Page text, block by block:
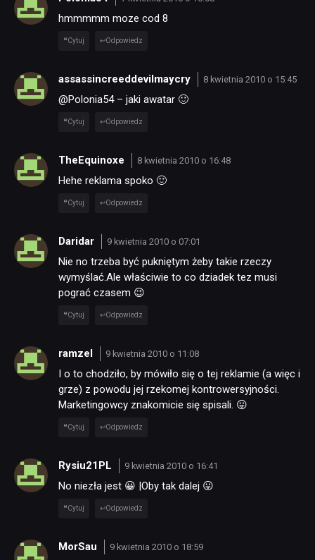
TECHNOLOGIE
DYSKUSJE
SKLEP
hmmmmm moze cod 8
Cytuj Odpowiedz
assassincreeddevilmaycry 8 kwietnia 2010 o 15:45
@Polonia54 – jaki awatar 🙂
Cytuj Odpowiedz
TheEquinoxe 8 kwietnia 2010 o 16:48
Hehe reklama spoko 🙂
Cytuj Odpowiedz
Daridar 9 kwietnia 2010 o 07:01
Nie no trzeba być pukniętym żeby takie rzeczy
wymyślać.Ale właściwie to co dziadek tez musi
pograć czasem 😉
Cytuj Odpowiedz
ramzel 9 kwietnia 2010 o 11:08
I o to chodziło, by mówiło się o tej reklamie (a więc i
grze) z powodu jej rzekomej kontrowersyjności.
Marketingowcy znakomicie się spisali. 😛
Cytuj Odpowiedz
Rysiu21PL 9 kwietnia 2010 o 16:41
No niezła jest 😀 |Oby tak dalej 😛
Cytuj Odpowiedz
MorSau 9 kwietnia 2010 o 18:59